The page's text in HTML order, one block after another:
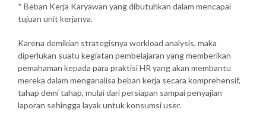
* Beban Kerja Karyawan yang dibutuhkan dalam mencapai
tujuan unit kerjanya.
Karena demikian strategisnya workload analysis, maka
diperlukan suatu kegiatan pembelajaran yang memberikan
pemahaman kepada para praktisi HR yang akan membantu
mereka dalam menganalisa beban kerja secara komprehensif,
tahap demi tahap, mulai dari persiapan sampai penyajian
laporan sehingga layak untuk konsumsi user.